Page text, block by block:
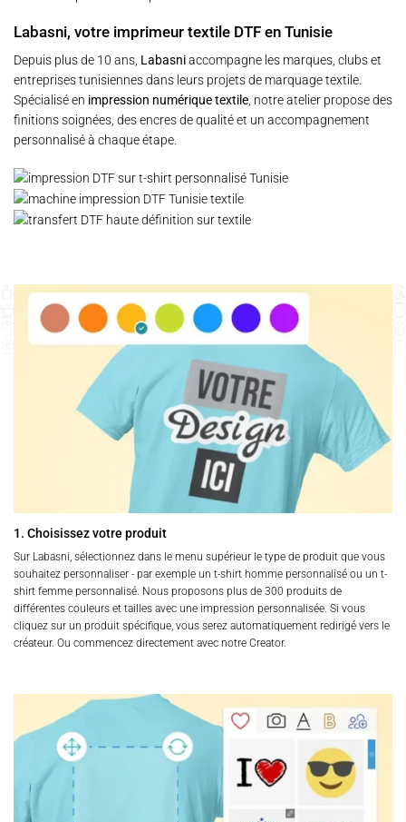
Labasni, votre imprimeur textile DTF en Tunisie
Depuis plus de 10 ans, Labasniaccompagne les marques, clubs et
entreprises tunisiennes dans leurs projets de marquage textile.
Spécialisé en impression numérique textile , notre atelier propose des
finitions soignées, des encres de qualité et un accompagnement
personnalisé à chaque étape.
1. Choisissez votre produit
Sur Labasni, sélectionnez dans le menu supérieur le type de produit que vous
souhaitez personnaliser - par exemple un t-shirt homme personnalisé ou un t-
shirt femme personnalisé. Nous proposons plus de 300 produits de
différentes couleurs et tailles avec une impression personnalisée. Si vous
cliquez sur un produit spécifique, vous serez automatiquement redirigé vers le
créateur. Ou commencez directement avec notre Creator.